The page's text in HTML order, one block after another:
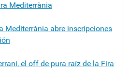
Mediterrània
Mediterrània abre inscripciones
el off de pura raíz de la Fira